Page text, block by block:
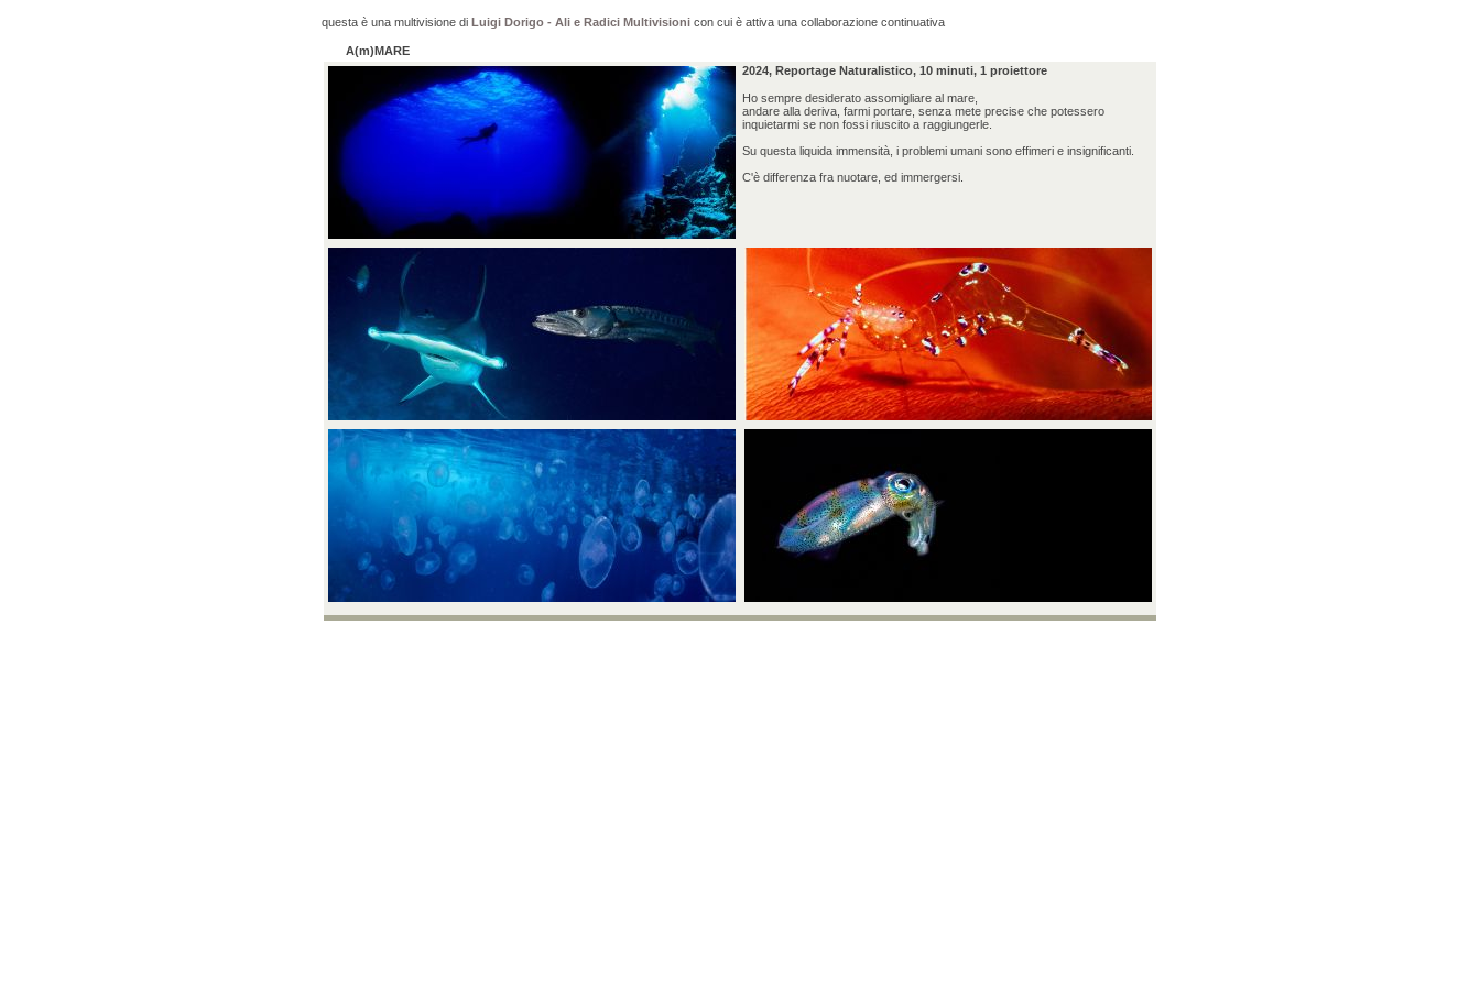
questa è una multivisione di Luigi Dorigo - Ali e Radici Multivisioni con cui è attiva una collaborazione continuativa
A(m)MARE
2024, Reportage Naturalistico, 10 minuti, 1 proiettore
Ho sempre desiderato assomigliare al mare,
andare alla deriva, farmi portare, senza mete precise che potessero
inquietarmi se non fossi riuscito a raggiungerle.
Su questa liquida immensità, i problemi umani sono effimeri e insignificanti.
C'è differenza fra nuotare, ed immergersi.